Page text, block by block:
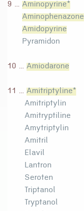
9 ... Aminopyrine*
Aminophenazone
Amidopyrine
Pyramidon
10 ... Amiodarone
11 ... Amitriptyline*
Amitriptylin
Amitryptiline
Amytriptylin
Amitril
Elavil
Lantron
Seroten
Triptanol
Tryptanol